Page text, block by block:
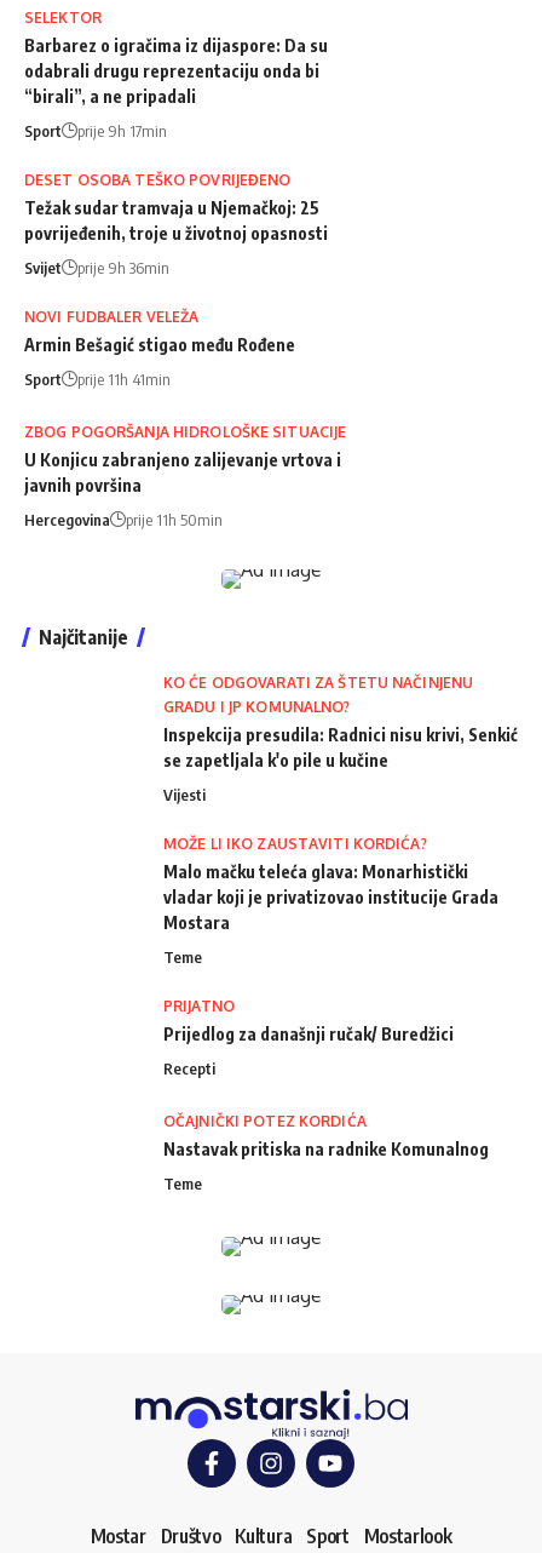
SELEKTOR
Barbarez o igračima iz dijaspore: Da su
odabrali drugu reprezentaciju onda bi
“birali”, a ne pripadali
Sport prije 9h 17min
DESET OSOBA TEŠKO POVRIJEĐENO
Težak sudar tramvaja u Njemačkoj: 25
povrijeđenih, troje u životnoj opasnosti
Svijet prije 9h 36min
NOVI FUDBALER VELEŽA
Armin Bešagić stigao među Rođene
Sport prije 11h 41min
ZBOG POGORŠANJA HIDROLOŠKE SITUACIJE
U Konjicu zabranjeno zalijevanje vrtova i
javnih površina
Hercegovina prije 11h 50min
Najčitanije
KO ĆE ODGOVARATI ZA ŠTETU NAČINJENU
GRADU I JP KOMUNALNO?
Inspekcija presudila: Radnici nisu krivi, Senkić
se zapetljala k'o pile u kučine
Vijesti
MOŽE LI IKO ZAUSTAVITI KORDIĆA?
Malo mačku teleća glava: Monarhistički
vladar koji je privatizovao institucije Grada
Mostara
Teme
PRIJATNO
Prijedlog za današnji ručak/ Buredžici
Recepti
OČAJNIČKI POTEZ KORDIĆA
Nastavak pritiska na radnike Komunalnog
Teme
Mostar Društvo Kultura Sport Mostarlook